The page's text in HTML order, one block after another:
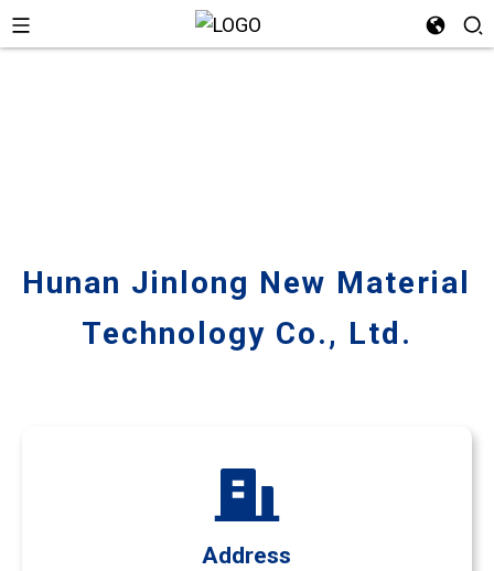
Hunan Jinlong New Material
Technology Co., Ltd.
Address